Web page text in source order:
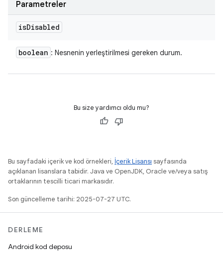
Parametreler
isDisabled
boolean : Nesnenin yerleştirilmesi gereken durum.
Bu size yardımcı oldu mu?
Bu sayfadaki içerik ve kod örnekleri, İçerik Lisansı sayfasında
açıklanan lisanslara tabidir. Java ve OpenJDK, Oracle ve/veya satış
ortaklarının tescilli ticari markasıdır.
Son güncelleme tarihi: 2025-07-27 UTC.
DERLEME
Android kod deposu